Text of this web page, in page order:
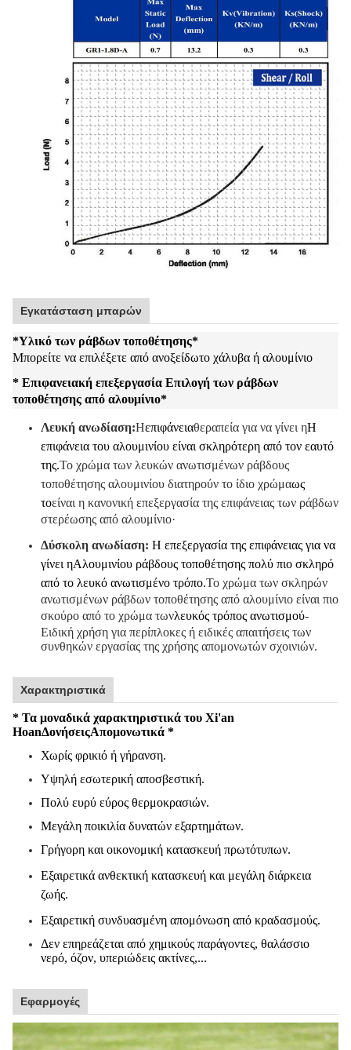
Εγκατάσταση μπαρών
*Υλικό των ράβδων τοποθέτησης*
Μπορείτε να επιλέξετε από ανοξείδωτο χάλυβα ή αλουμίνιο
* Επιφανειακή επεξεργασία Επιλογή των ράβδων
τοποθέτησης από αλουμίνιο*
Λευκή ανωδίαση:Ηεπιφάνειαθεραπεία για να γίνει ηΗ
επιφάνεια του αλουμινίου είναι σκληρότερη από τον εαυτό
της.Το χρώμα των λευκών ανωτισμένων ράβδους
τοποθέτησης αλουμινίου διατηρούν το ίδιο χρώμαως
τοείναι η κανονική επεξεργασία της επιφάνειας των ράβδων
στερέωσης από αλουμίνιο·
Δύσκολη ανωδίαση: Η επεξεργασία της επιφάνειας για να
γίνει ηΑλουμινίου ράβδους τοποθέτησης πολύ πιο σκληρό
από το λευκό ανωτισμένο τρόπο.Το χρώμα των σκληρών
ανωτισμένων ράβδων τοποθέτησης από αλουμίνιο είναι πιο
σκούρο από το χρώμα τωνλευκός τρόπος ανωτισμού-
Ειδική χρήση για περίπλοκες ή ειδικές απαιτήσεις των
συνθηκών εργασίας της χρήσης απομονωτών σχοινιών.
Χαρακτηριστικά
* Τα μοναδικά χαρακτηριστικά του Xi'an
HoanΔονήσειςΑπομονωτικά *
Χωρίς φρικιό ή γήρανση.
Υψηλή εσωτερική αποσβεστική.
Πολύ ευρύ εύρος θερμοκρασιών.
Μεγάλη ποικιλία δυνατών εξαρτημάτων.
Γρήγορη και οικονομική κατασκευή πρωτότυπων.
Εξαιρετικά ανθεκτική κατασκευή και μεγάλη διάρκεια
ζωής.
Εξαιρετική συνδυασμένη απομόνωση από κραδασμούς.
Δεν επηρεάζεται από χημικούς παράγοντες, θαλάσσιο
νερό, όζον, υπεριώδεις ακτίνες,...
Εφαρμογές